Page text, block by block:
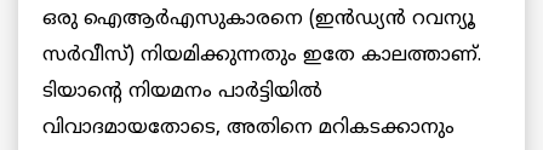
ഒരു ഐആര്‍എസുകാരനെ (ഇൻഡ്യൻ റവന്യൂ
സർവീസ്) നിയമിക്കുന്നതും ഇതേ കാലത്താണ്.
ടിയാന്റെ നിയമനം പാര്‍ട്ടിയില്‍
വിവാദമായതോടെ, അതിനെ മറികടക്കാനും